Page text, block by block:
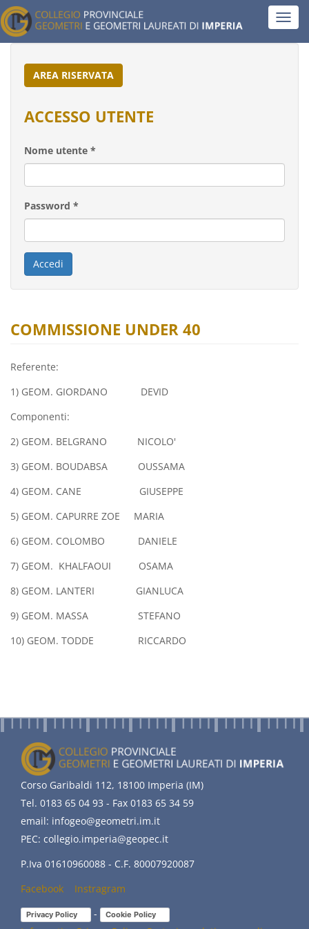
Salta
al
contenuto
principale
AREA RISERVATA
ACCESSO UTENTE
Nome utente *
Password *
Accedi
COMMISSIONE UNDER 40
Referente:
1) GEOM. GIORDANO DEVID
Componenti:
2) GEOM. BELGRANO NICOLO'
3) GEOM. BOUDABSA OUSSAMA
4) GEOM. CANE GIUSEPPE
5) GEOM. CAPURRE ZOE MARIA
6) GEOM. COLOMBO DANIELE
7) GEOM. KHALFAOUI OSAMA
8) GEOM. LANTERI GIANLUCA
9) GEOM. MASSA STEFANO
10) GEOM. TODDE RICCARDO
Corso Garibaldi 112, 18100 Imperia (IM)
Tel. 0183 65 04 93 - Fax 0183 65 34 59
email: infogeo@geometri.im.it
PEC: collegio.imperia@geopec.it
P.Iva 01610960088 - C.F. 80007920087
Facebook (link
is
external)
Instragram
is
external)
Privacy Policy (link is external)
- Cookie Policy